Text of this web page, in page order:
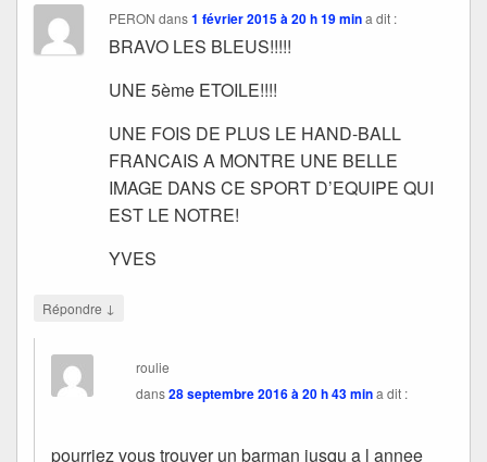
PERON dans1 février 2015 à 20 h 19 min a dit :
BRAVO LES BLEUS!!!!!
UNE 5ème ETOILE!!!!
UNE FOIS DE PLUS LE HAND-BALL
FRANCAIS A MONTRE UNE BELLE
IMAGE DANS CE SPORT D’EQUIPE QUI
EST LE NOTRE!
YVES
Répondre ↓
roulie
dans28 septembre 2016 à 20 h 43 mina dit :
pourriez vous trouver un barman jusqu a l annee